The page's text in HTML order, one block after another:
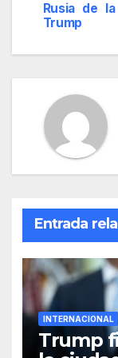
Rusia de
Trump
Entrada
INTERNACIONAL
Trump